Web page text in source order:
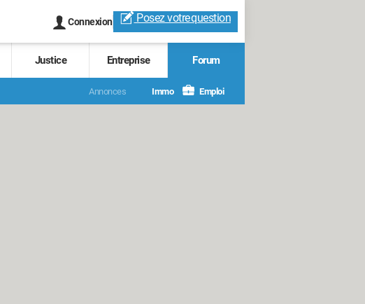
Connexion Posez votrequestion
Justice Entreprise Forum
Annonces Immo Emploi